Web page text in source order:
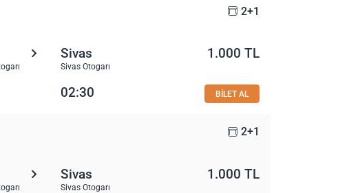
2+1
Sivas
Sivas Otogarı
1.000 TL
02:30 BİLET AL
2+1
Sivas
Sivas Otogarı
1.000 TL